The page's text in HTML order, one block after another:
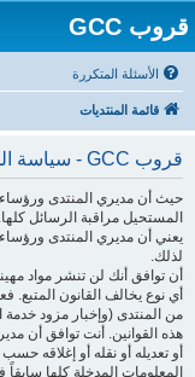
قروب GCC
الأسئلة المتكررة
قائمة المنتديات
قروب GCC - سياسة الخصوصية
حيث أن مديري المنتدى
المستحيل مراقبة الرسائل
يعني أن مديري المنتدى
لذلك.
أن توافق أنك لن تنشر مواد
أي نوع يخالف القانون
من المنتدى (وإخبار مزود
هذه القوانين. أنت توافق أن
أو تعديله أو نقله أو إغلاقه
المعلومات المدخلة كلها